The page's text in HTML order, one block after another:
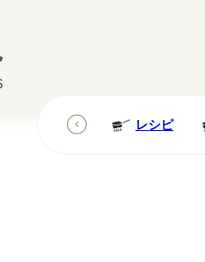
レシピ レシピ